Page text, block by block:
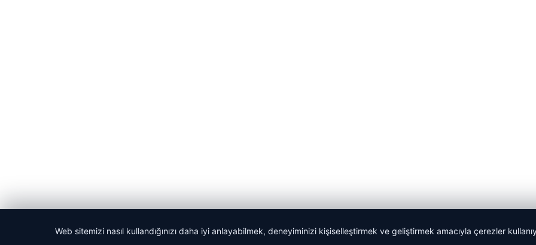
© 2026 Haber Git – Güncel Haber Portalı
Web sitemizi nasıl kullandığınızı daha iyi anlayabilmek, deneyiminizi kişiselleştirmek ve geliştirmek amacıyla çerezler